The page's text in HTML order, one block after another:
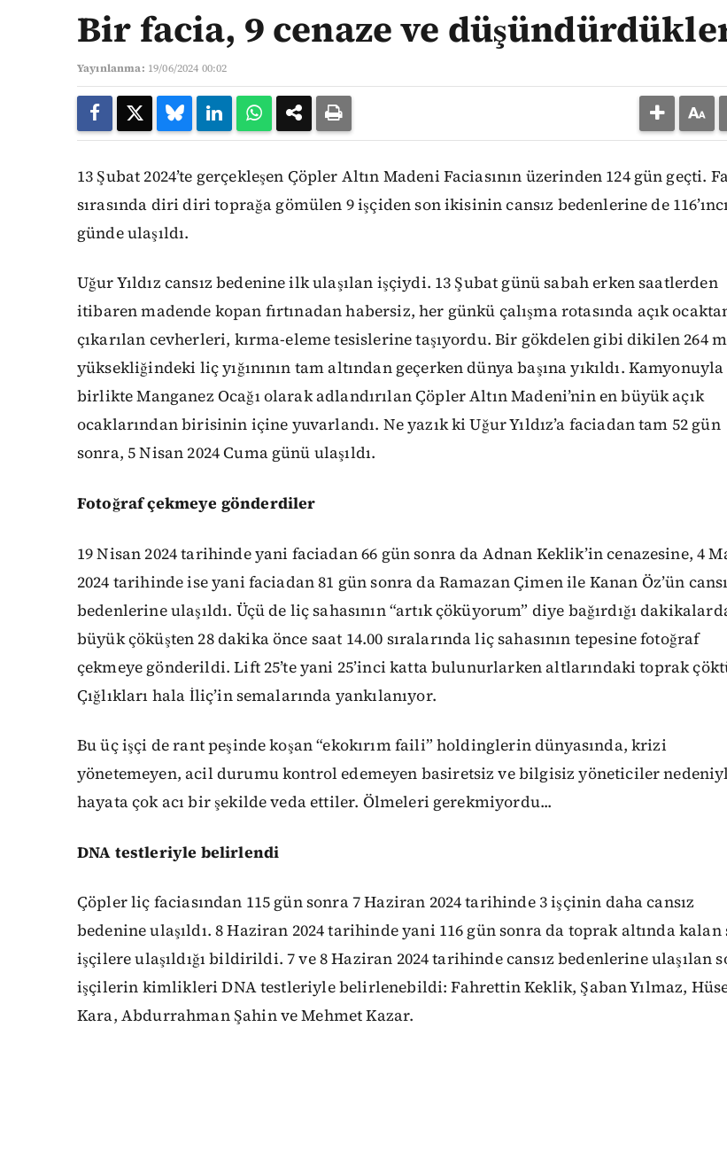
Bir facia, 9 cenaze ve
Yayınlanma: 19/06/2024 00:02
13 Şubat 2024’te gerçekleşen Çöpler Altın Madeni Faciasının üzerinden 124 gün geçti.
sırasında diri diri toprağa gömülen 9 işçiden son ikisinin cansız bedenlerine de 116’ıncı
günde ulaşıldı.
Uğur Yıldız cansız bedenine ilk ulaşılan işçiydi. 13 Şubat günü sabah erken saatlerden
itibaren madende kopan fırtınadan habersiz, her günkü çalışma rotasında açık
çıkarılan cevherleri, kırma-eleme tesislerine taşıyordu. Bir gökdelen gibi dikilen 264
yüksekliğindeki liç yığınının tam altından geçerken dünya başına yıkıldı. Kamyonuyla
birlikte Manganez Ocağı olarak adlandırılan Çöpler Altın Madeni’nin en büyük açık
ocaklarından birisinin içine yuvarlandı. Ne yazık ki Uğur Yıldız’a faciadan tam 52 gün
sonra, 5 Nisan 2024 Cuma günü ulaşıldı.
Fotoğraf çekmeye gönderdiler
19 Nisan 2024 tarihinde yani faciadan 66 gün sonra da Adnan Keklik’in cenazesine, 4
2024 tarihinde ise yani faciadan 81 gün sonra da Ramazan Çimen ile Kanan Öz’ün
bedenlerine ulaşıldı. Üçü de liç sahasının “artık çöküyorum” diye bağırdığı
büyük çöküşten 28 dakika önce saat 14.00 sıralarında liç sahasının tepesine fotoğraf
çekmeye gönderildi. Lift 25’te yani 25’inci katta bulunurlarken altlarındaki toprak
Çığlıkları hala İliç’in semalarında yankılanıyor.
Bu üç işçi de rant peşinde koşan “ekokırım faili” holdinglerin dünyasında, krizi
yönetemeyen, acil durumu kontrol edemeyen basiretsiz ve bilgisiz yöneticiler
hayata çok acı bir şekilde veda ettiler. Ölmeleri gerekmiyordu...
DNA testleriyle belirlendi
Çöpler liç faciasından 115 gün sonra 7 Haziran 2024 tarihinde 3 işçinin daha cansız
bedenine ulaşıldı. 8 Haziran 2024 tarihinde yani 116 gün sonra da toprak altında kalan
işçilere ulaşıldığı bildirildi. 7 ve 8 Haziran 2024 tarihinde cansız bedenlerine ulaşılan
işçilerin kimlikleri DNA testleriyle belirlenebildi: Fahrettin Keklik, Şaban Yılmaz,
Kara, Abdurrahman Şahin ve Mehmet Kazar.